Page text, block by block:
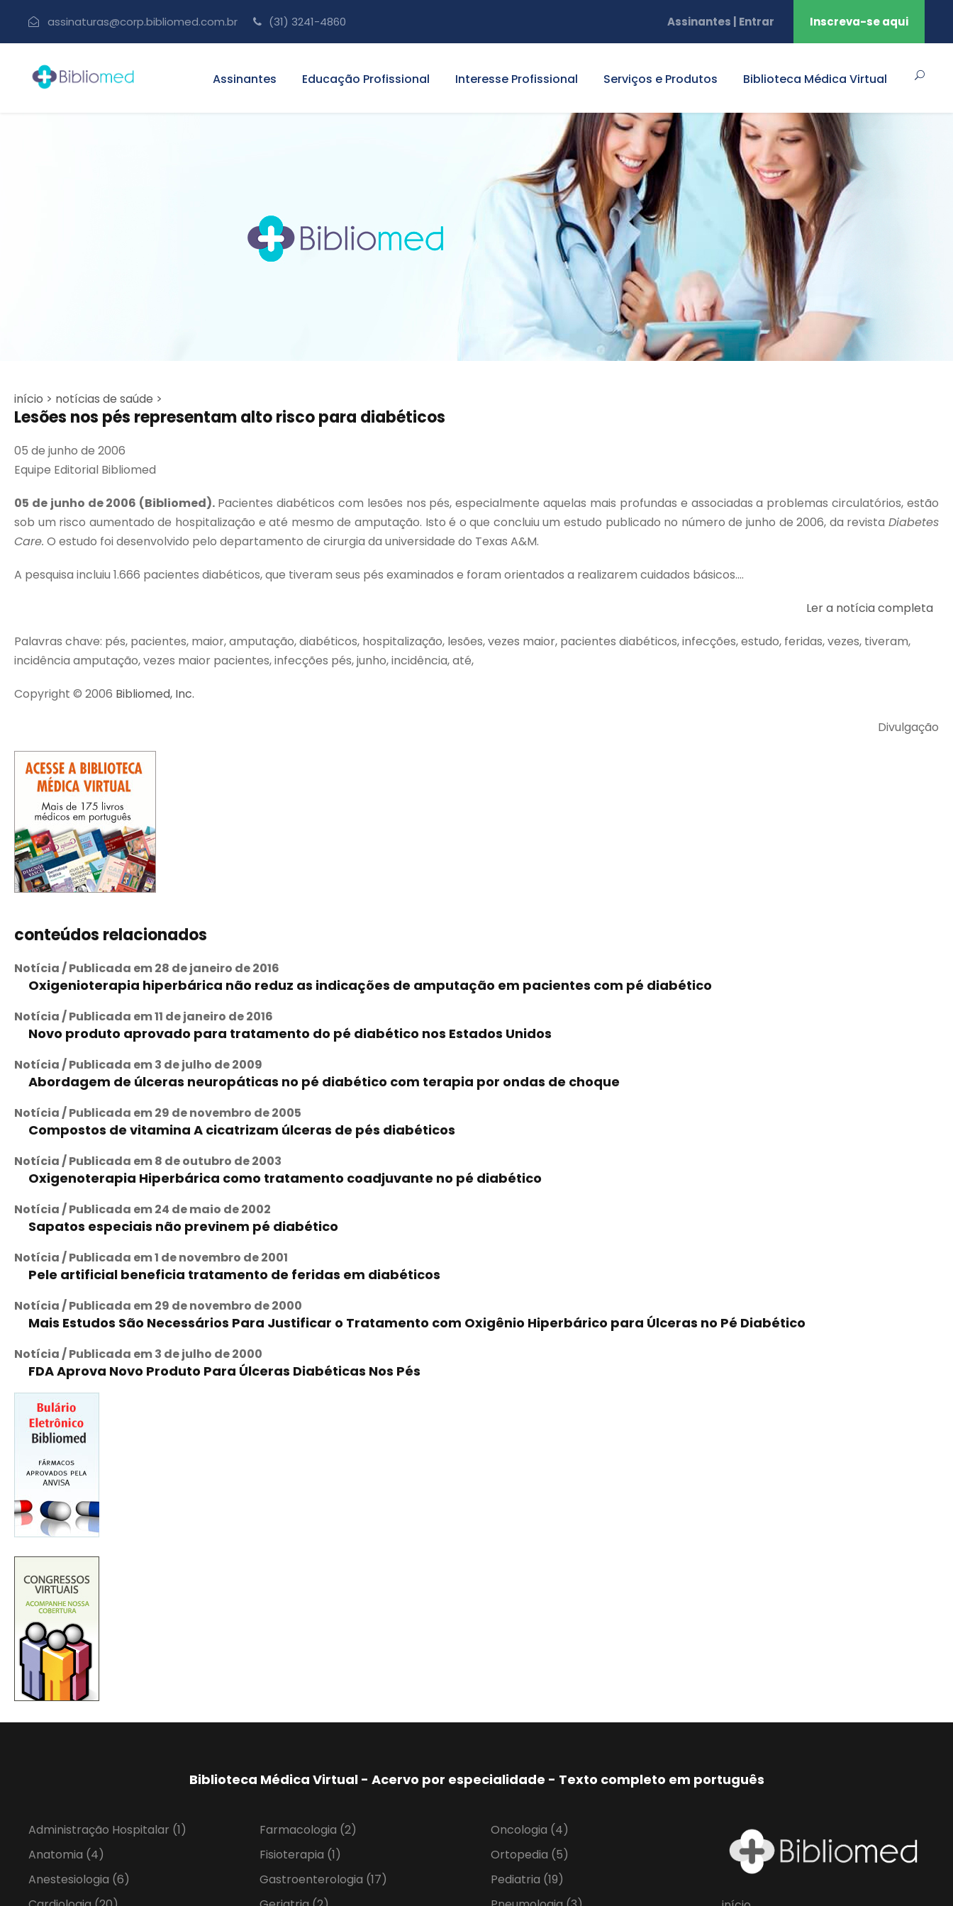
assinaturas@corp.bibliomed.com.br (31) 3241-4860 Assinantes | Entrar Inscreva-se aqui
Assinantes Educação Profissional Interesse Profissional Serviços e Produtos Biblioteca Médica Virtual
início > notícias de saúde >
Lesões nos pés representam alto risco para diabéticos
05 de junho de 2006
Equipe Editorial Bibliomed
05 de junho de 2006 (Bibliomed). Pacientes diabéticos com lesões nos pés, especialmente aquelas mais profundas e associadas a problemas circulatórios, estão
sob um risco aumentado de hospitalização e até mesmo de amputação. Isto é o que concluiu um estudo publicado no número de junho de 2006, da revista Diabetes
Care. O estudo foi desenvolvido pelo departamento de cirurgia da universidade do Texas A&M.
A pesquisa incluiu 1.666 pacientes diabéticos, que tiveram seus pés examinados e foram orientados a realizarem cuidados básicos....
Ler a notícia completa
Palavras chave: pés, pacientes, maior, amputação, diabéticos, hospitalização, lesões, vezes maior, pacientes diabéticos, infecções, estudo, feridas, vezes, tiveram,
incidência amputação, vezes maior pacientes, infecções pés, junho, incidência, até,
Copyright © 2006 Bibliomed, Inc.
Divulgação
conteúdos relacionados
Notícia / Publicada em 28 de janeiro de 2016
Oxigenioterapia hiperbárica não reduz as indicações de amputação em pacientes com pé diabético
Notícia / Publicada em 11 de janeiro de 2016
Novo produto aprovado para tratamento do pé diabético nos Estados Unidos
Notícia / Publicada em 3 de julho de 2009
Abordagem de úlceras neuropáticas no pé diabético com terapia por ondas de choque
Notícia / Publicada em 29 de novembro de 2005
Compostos de vitamina A cicatrizam úlceras de pés diabéticos
Notícia / Publicada em 8 de outubro de 2003
Oxigenoterapia Hiperbárica como tratamento coadjuvante no pé diabético
Notícia / Publicada em 24 de maio de 2002
Sapatos especiais não previnem pé diabético
Notícia / Publicada em 1 de novembro de 2001
Pele artificial beneficia tratamento de feridas em diabéticos
Notícia / Publicada em 29 de novembro de 2000
Mais Estudos São Necessários Para Justificar o Tratamento com Oxigênio Hiperbárico para Úlceras no Pé Diabético
Notícia / Publicada em 3 de julho de 2000
FDA Aprova Novo Produto Para Úlceras Diabéticas Nos Pés
Biblioteca Médica Virtual - Acervo por especialidade - Texto completo em português
Administração Hospitalar (1)
Anatomia (4)
Anestesiologia (6)
Farmacologia (2)
Fisioterapia (1)
Gastroenterologia (17)
Oncologia (4)
Ortopedia (5)
Pediatria (19)